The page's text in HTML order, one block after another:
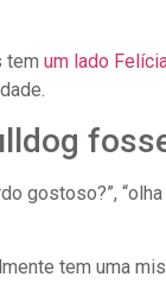
tem um lado
gostoso?”,
tem uma